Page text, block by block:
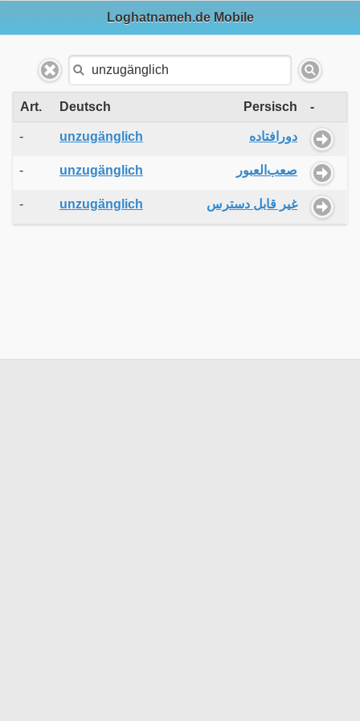
Loghatnameh.de Mobile
Art. Deutsch Persisch -
- unzugänglich دورافتاده
- unzugänglich صعب‌العبور
- unzugänglich غیر قابل دسترس